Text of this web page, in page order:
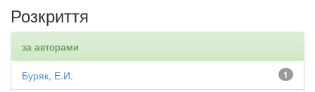
Розкриття
за авторами
1
Буряк, Е.И.